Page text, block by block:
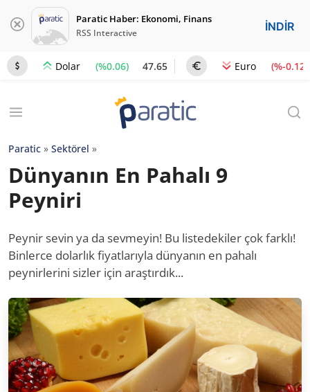
Paratic Haber: Ekonomi, Finans
RSS Interactive İNDİR
Dolar (%0.06) 47.65 Euro (%-0.12)
Paratic » Sektörel »
Dünyanın En Pahalı 9
Peyniri
Peynir sevin ya da sevmeyin! Bu listedekiler çok farklı!
Binlerce dolarlık fiyatlarıyla dünyanın en pahalı
peynirlerini sizler için araştırdık...